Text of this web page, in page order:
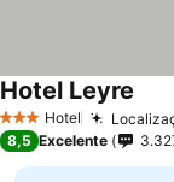
3 EstrelasHotel
Hotel Leyre
8,5 Excelente